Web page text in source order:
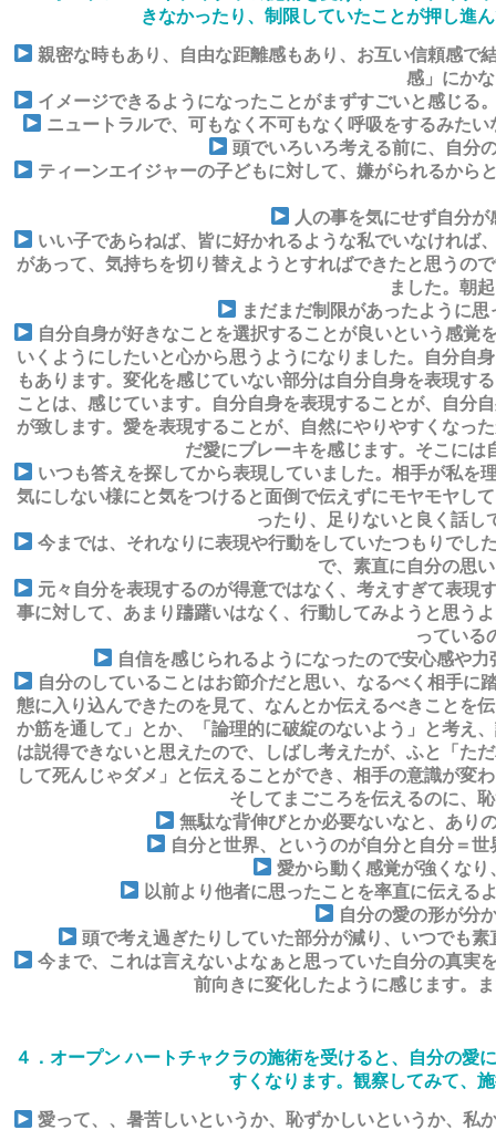
きなかったり、制限していたことが押し進
親密な時もあり、自由な距離感もあり、お互い信頼感で
感」にか
イメージできるようになったことがまずすごいと感じる
ニュートラルで、可もなく不可もなく呼吸をするみた
頭でいろいろ考える前に、自分
ティーンエイジャーの子どもに対して、嫌がられるから
人の事を気にせず自分
いい子であらねば、皆に好かれるような私でいなければ
があって、気持ちを切り替えようとすればできたと思うの
ました。朝
まだまだ制限があったように
自分自身が好きなことを選択することが良いという感覚
いくようにしたいと心から思うようになりました。自分自
もあります。変化を感じていない部分は自分自身を表現す
ことは、感じています。自分自身を表現することが、自分
が致します。愛を表現することが、自然にやりやすくなっ
だ愛にブレーキを感じます。そこに
いつも答えを探してから表現していました。相手が私を
気にしない様にと気をつけると面倒で伝えずにモヤモヤし
ったり、足りないと良く話し
今までは、それなりに表現や行動をしていたつもりでし
で、素直に自分の思
元々自分を表現するのが得意ではなく、考えすぎて表現
事に対して、あまり躊躇いはなく、行動してみようと思う
っている
自信を感じられるようになったので安心感や
自分のしていることはお節介だと思い、なるべく相手に
態に入り込んできたのを見て、なんとか伝えるべきことを
か筋を通して」とか、「論理的に破綻のないよう」と考え
は説得できないと思えたので、しばし考えたが、ふと「た
して死んじゃダメ」と伝えることができ、相手の意識が変
そしてまごころを伝えるのに、
無駄な背伸びとか必要ないなと、あり
自分と世界、というのが自分と自分＝
愛から動く感覚が強くな
以前より他者に思ったことを率直に伝える
自分の愛の形が分
頭で考え過ぎたりしていた部分が減り、いつでも
今まで、これは言えないよなぁと思っていた自分の真実
前向きに変化したように感じます。
４．オープン ハートチャクラの施術を受けると、自分の愛
すくなります。観察してみて、
愛って、、暑苦しいというか、恥ずかしいというか、私